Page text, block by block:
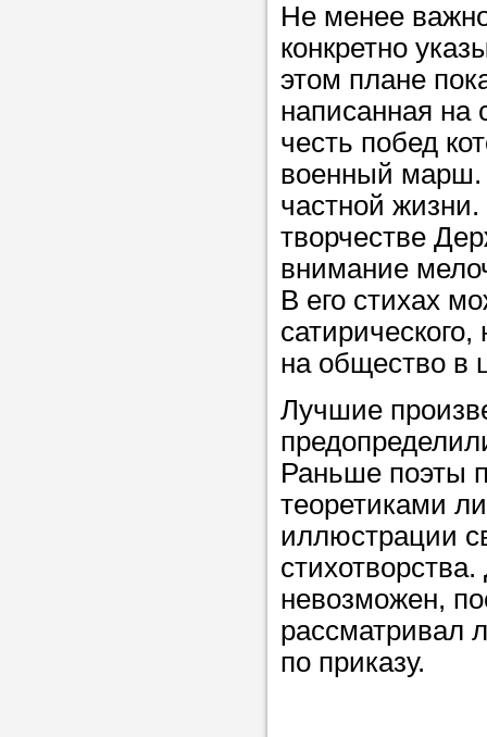
Не менее
конкретно
этом плане
написанная на
честь побед
военный марш.
частной
творчестве
внимание
В его стихах
на общество в
Лучшие
Раньше поэты
теоретиками
иллюстрации
невозможен,
рассматривал
по приказу.